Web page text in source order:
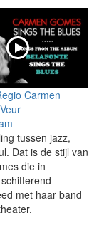
Carmen
tussen jazz,
Dat is de stijl van
die in
met haar band